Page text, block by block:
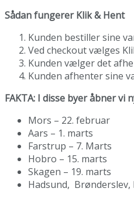
Sådan fungerer Klik & Hent
Kunden bestiller sine
Ved checkout vælges
Kunden vælger det
Kunden afhenter sine
FAKTA: I disse byer åbner vi
Mors – 22. februar
Aars – 1. marts
Farstrup – 7. Marts
Hobro – 15. marts
Skagen – 19. marts
Hadsund,